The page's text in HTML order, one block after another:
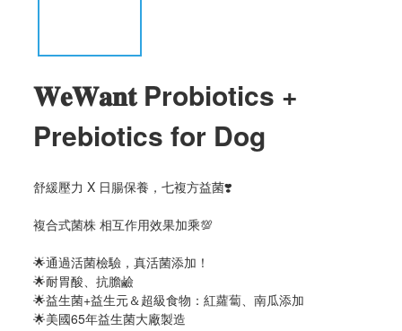
𝐖𝐞𝐖𝐚𝐧𝐭 Probiotics +
Prebiotics for Dog
舒緩壓力 X 日腸保養，七複方益菌❣️
複合式菌株 相互作用效果加乘💯
🌟通過活菌檢驗，真活菌添加！
🌟耐胃酸、抗膽鹼
🌟益生菌+益生元＆超級食物：紅蘿蔔、南瓜添加
🌟美國65年益生菌大廠製造